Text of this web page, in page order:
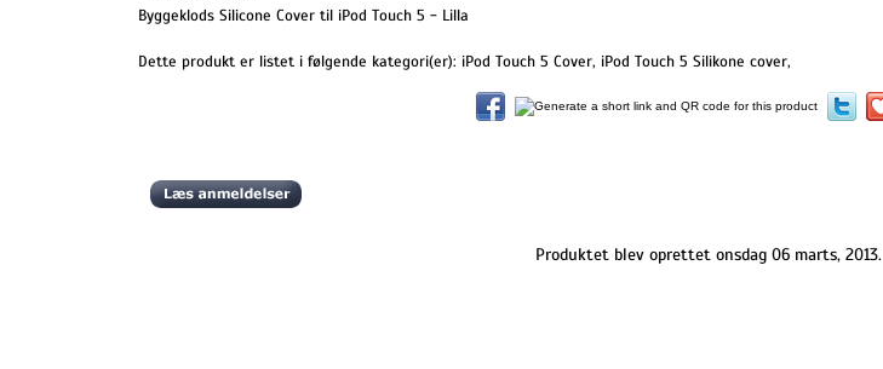
Byggeklods Silicone Cover til iPod Touch 5 - Lilla
Dette produkt er listet i følgende kategori(er): iPod Touch 5 Cover, iPod Touch 5 Silikone cover,
Produktet blev oprettet onsdag 06 marts, 2013.